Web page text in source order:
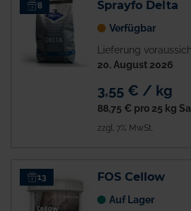
8 Sprayfo Delta
Verfügbar
Lieferung
20. August 2026
3,55 € / kg
88,75 € pro 25 kg
zzgl. 7% MwSt.
13 FOS Cellow
Auf Lager